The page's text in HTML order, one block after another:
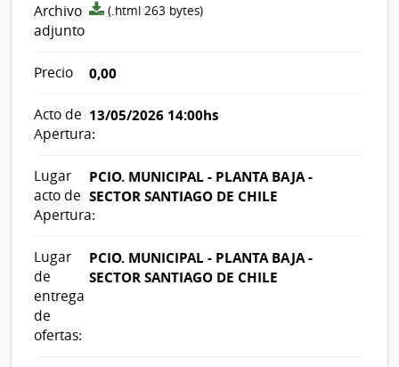
Archivo
adjunto
archivo
(.html 263 bytes)
Precio 0,00
Acto de
Apertura:
13/05/2026 14:00hs
Lugar
acto de
Apertura:
PCIO. MUNICIPAL - PLANTA BAJA -
SECTOR SANTIAGO DE CHILE
Lugar
de
entrega
de
ofertas:
PCIO. MUNICIPAL - PLANTA BAJA -
SECTOR SANTIAGO DE CHILE